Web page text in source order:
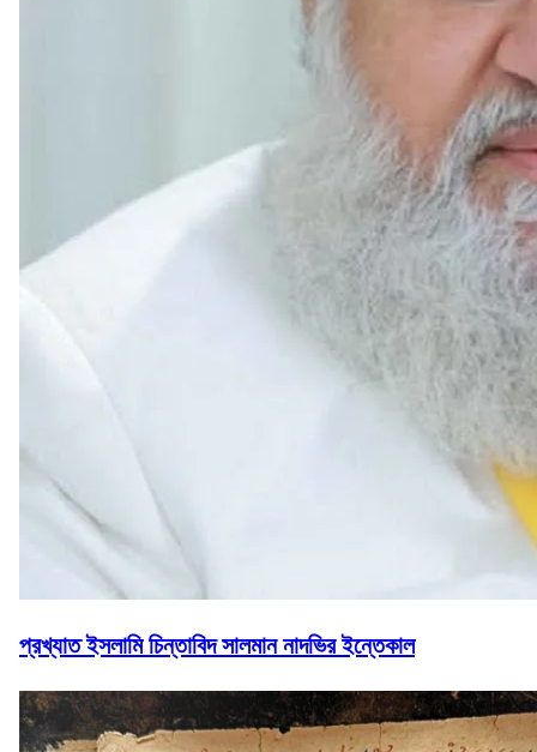
প্রখ্যাত ইসলামি চিন্তাবিদ সালমান নাদভির ইন্তেকাল